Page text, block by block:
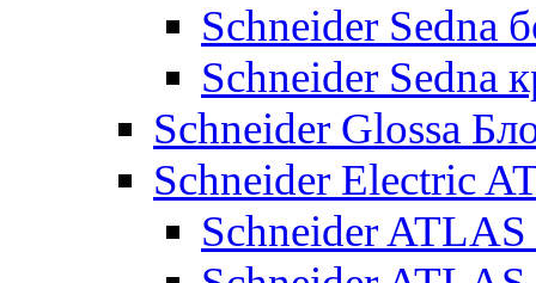
Schneider Sedna
Schneider Sedna
Schneider Glossa
Schneider Electric
Schneider